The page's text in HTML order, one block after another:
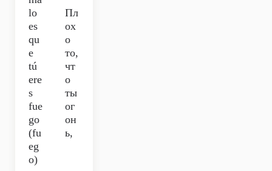
lo
es
qu
e
tú
ere
s
fue
go
(fu
eg
o)
Пл
ох
о
то,
чт
о
ты
ог
он
ь,